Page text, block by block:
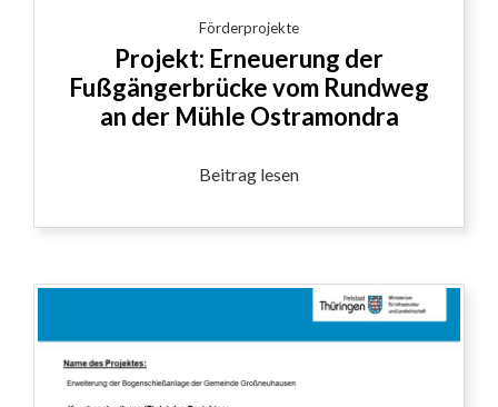
Förderprojekte
Projekt: Erneuerung der
Fußgängerbrücke vom Rundweg
an der Mühle Ostramondra
Beitrag lesen